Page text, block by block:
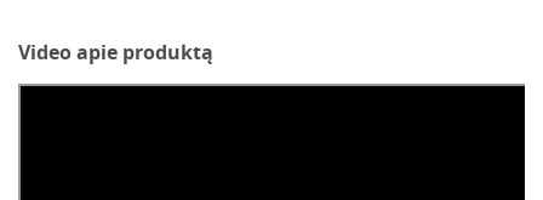
Video apie produktą